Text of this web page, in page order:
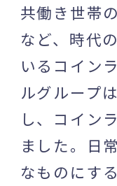
共働き世帯
など、時代
いるコイン
ルグループ
し、コイン
ました。日
なものにす